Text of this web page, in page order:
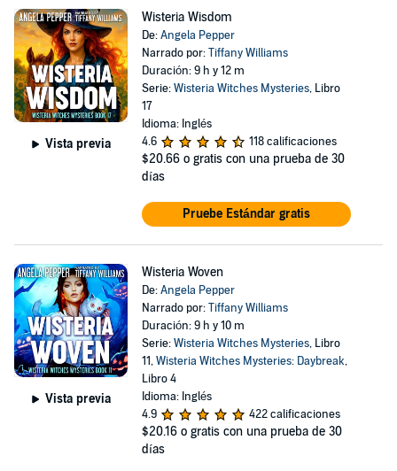
Vista previa
Wisteria Wisdom
De:Angela Pepper
Narrado por:Tiffany Williams
Duración: 9 h y 12 m
Serie:Wisteria Witches Mysteries, Libro
17
Idioma: Inglés
4.6
118 calificaciones
$20.66 o gratis con una prueba de 30
días
Pruebe Estándar gratis
Vista previa
Wisteria Woven
De:Angela Pepper
Narrado por:Tiffany Williams
Duración: 9 h y 10 m
Serie:Wisteria Witches Mysteries, Libro
11,Wisteria Witches Mysteries: Daybreak,
Libro 4
Idioma: Inglés
4.9
422 calificaciones
$20.16 o gratis con una prueba de 30
días